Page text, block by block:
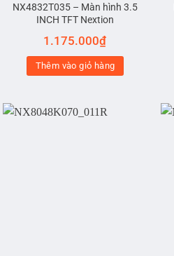
NX4832T035 – Màn hình 3.5
INCH TFT Nextion
1.175.000₫
Thêm vào giỏ hàng